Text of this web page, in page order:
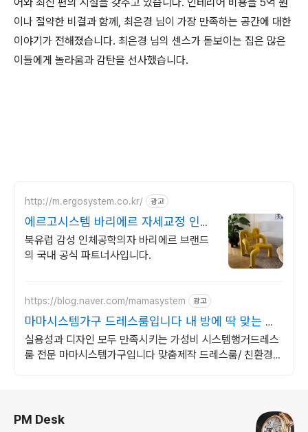
이나 절약한 비결과 함께, 최은경 님이 가장 만족하는 공간에 대한
이야기가 전해졌습니다. 최은경 님의 센스가 돋보이는 집은 많은
이들에게 놀라움과 감탄을 선사했습니다.
http://m.ergosystem.co.kr/ 광고
에르고시스템 바리에르 자세교정 인체
공학의자 브랜드
북유럽 감성 인체공학의자 바리에르 브랜드
의 국내 공식 파트너사입니다.
https://blog.naver.com/mamasystem 광고
마마시스템가구 드레스룸입니다 내 방에 딱 맞는 맞
춤제작
실용성과 디자인 모두 만족시키는 가성비 시스템행거드레스
룸 전문 마마시스템가구입니다 맞춤제작 드레스룸/ 친환경
PM Desk